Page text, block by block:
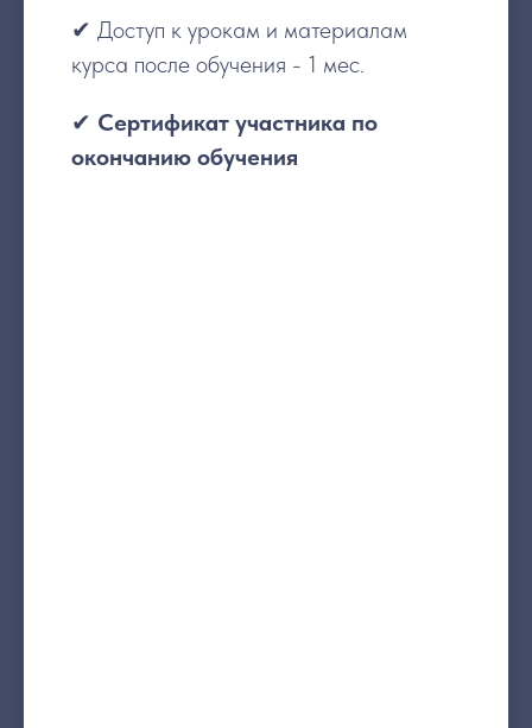
✔ Доступ к урокам и материалам
курса после обучения - 1 мес.
✔ Сертификат участника по
окончанию обучения